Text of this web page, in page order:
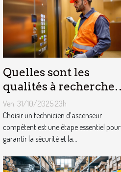
Quelles sont les
qualités à rechercher
chez un technicien
d’ascenseur ?
Ven. 31/10/2025 23h
Choisir un technicien d’ascenseur
compétent est une étape essentiel pour
garantir la sécurité et la...